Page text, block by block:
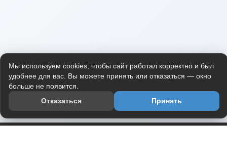
Мы используем cookies, чтобы сайт работал корректно и был
удобнее для вас. Вы можете принять или отказаться — окно
больше не появится.
Отказаться
Принять